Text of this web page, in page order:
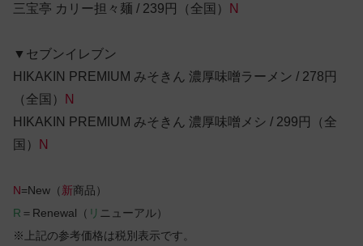
三宝亭 カリー担々麺 / 239円（全国）
N
▼セブンイレブン
HIKAKIN PREMIUM みそきん 濃厚味噌ラーメン / 278円
（全国）
N
HIKAKIN PREMIUM みそきん 濃厚味噌メシ / 299円（全
国）
N
N=New（新商品）
R ＝Renewal（ リ ニューアル）
※上記の参考価格は税別表示です。